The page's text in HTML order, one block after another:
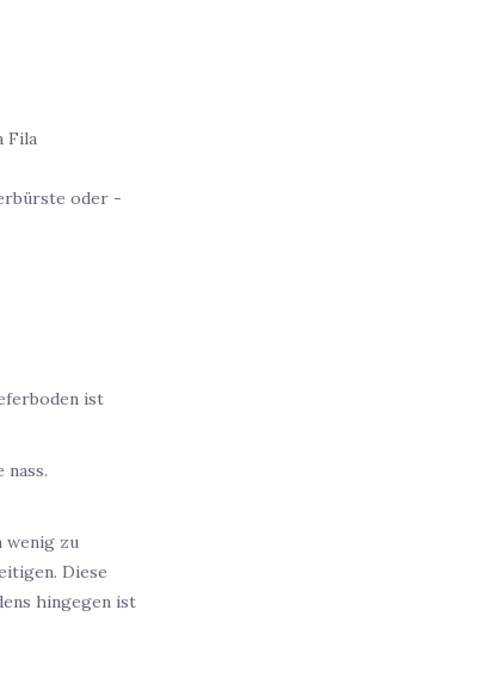
Fila
oder -
ist
wenig zu
Diese
hingegen ist